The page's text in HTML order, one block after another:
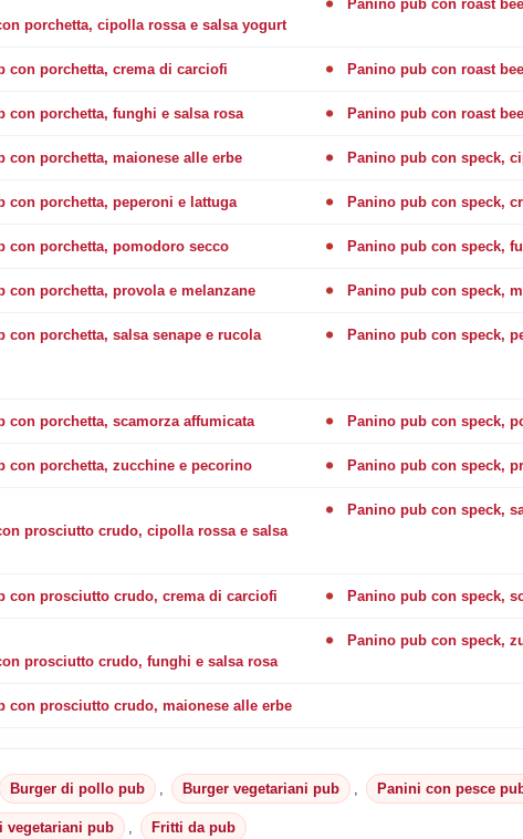
porchetta, cipolla rossa e salsa yogurt
Panino pub con roast
con porchetta, crema di carciofi Panino pub con roast
con porchetta, funghi e salsa rosa Panino pub con roast
con porchetta, maionese alle erbe Panino pub con speck,
con porchetta, peperoni e lattuga Panino pub con speck,
con porchetta, pomodoro secco Panino pub con speck,
con porchetta, provola e melanzane Panino pub con speck,
con porchetta, salsa senape e rucola Panino pub con speck,
con porchetta, scamorza affumicata Panino pub con speck,
con porchetta, zucchine e pecorino Panino pub con speck,
prosciutto crudo, cipolla rossa e salsa
Panino pub con speck,
con prosciutto crudo, crema di carciofi Panino pub con speck,
prosciutto crudo, funghi e salsa rosa
Panino pub con speck,
con prosciutto crudo, maionese alle erbe
Burger di pollo pub Burger vegetariani pub Panini con pesce
vegetariani pub Fritti da pub